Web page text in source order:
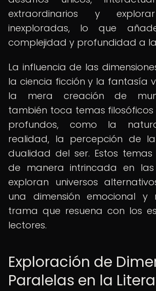
extraordinarios y
inexploradas, lo que
complejidad y profundidad a
La influencia de las
la ciencia ficción y la fantasía
la mera creación de
también toca temas filosóficos
profundos, como la
realidad, la percepción de
dualidad del ser. Estos temas
de manera intrincada en las
exploran universos
una dimensión emocional y
trama que resuena con los
lectores.
Exploración de
Paralelas en la